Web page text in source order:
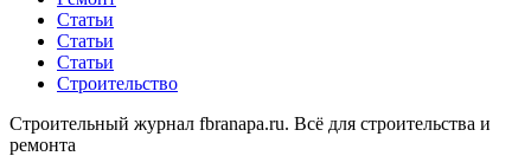
Статьи
Статьи
Статьи
Строительство
Строительный журнал fbranapa.ru. Всё для строительства и
ремонта